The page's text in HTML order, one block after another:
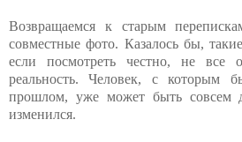
Возвращаемся к старым
совместные фото. Казалось бы,
если посмотреть честно, не
реальность. Человек, с которым
прошлом, уже может быть
изменился.